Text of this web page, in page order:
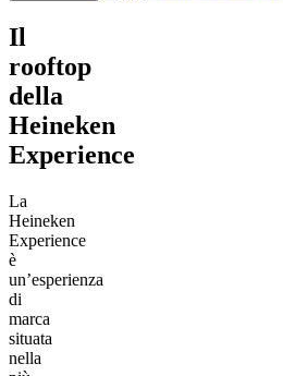
Il
rooftop
della
Heineken
Experience
La
Heineken
Experience
è
un’esperienza
di
marca
situata
nella